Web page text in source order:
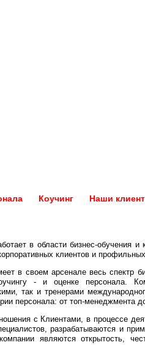
Коучинг Наши
в области бизнес-обучения и
клиентов и
в своем арсенале весь спектр
- и оценке персонала.
так и тренерами
персонала: от топ-менеджмента
с Клиентами, в процессе
разрабатываются и
являются открытость,